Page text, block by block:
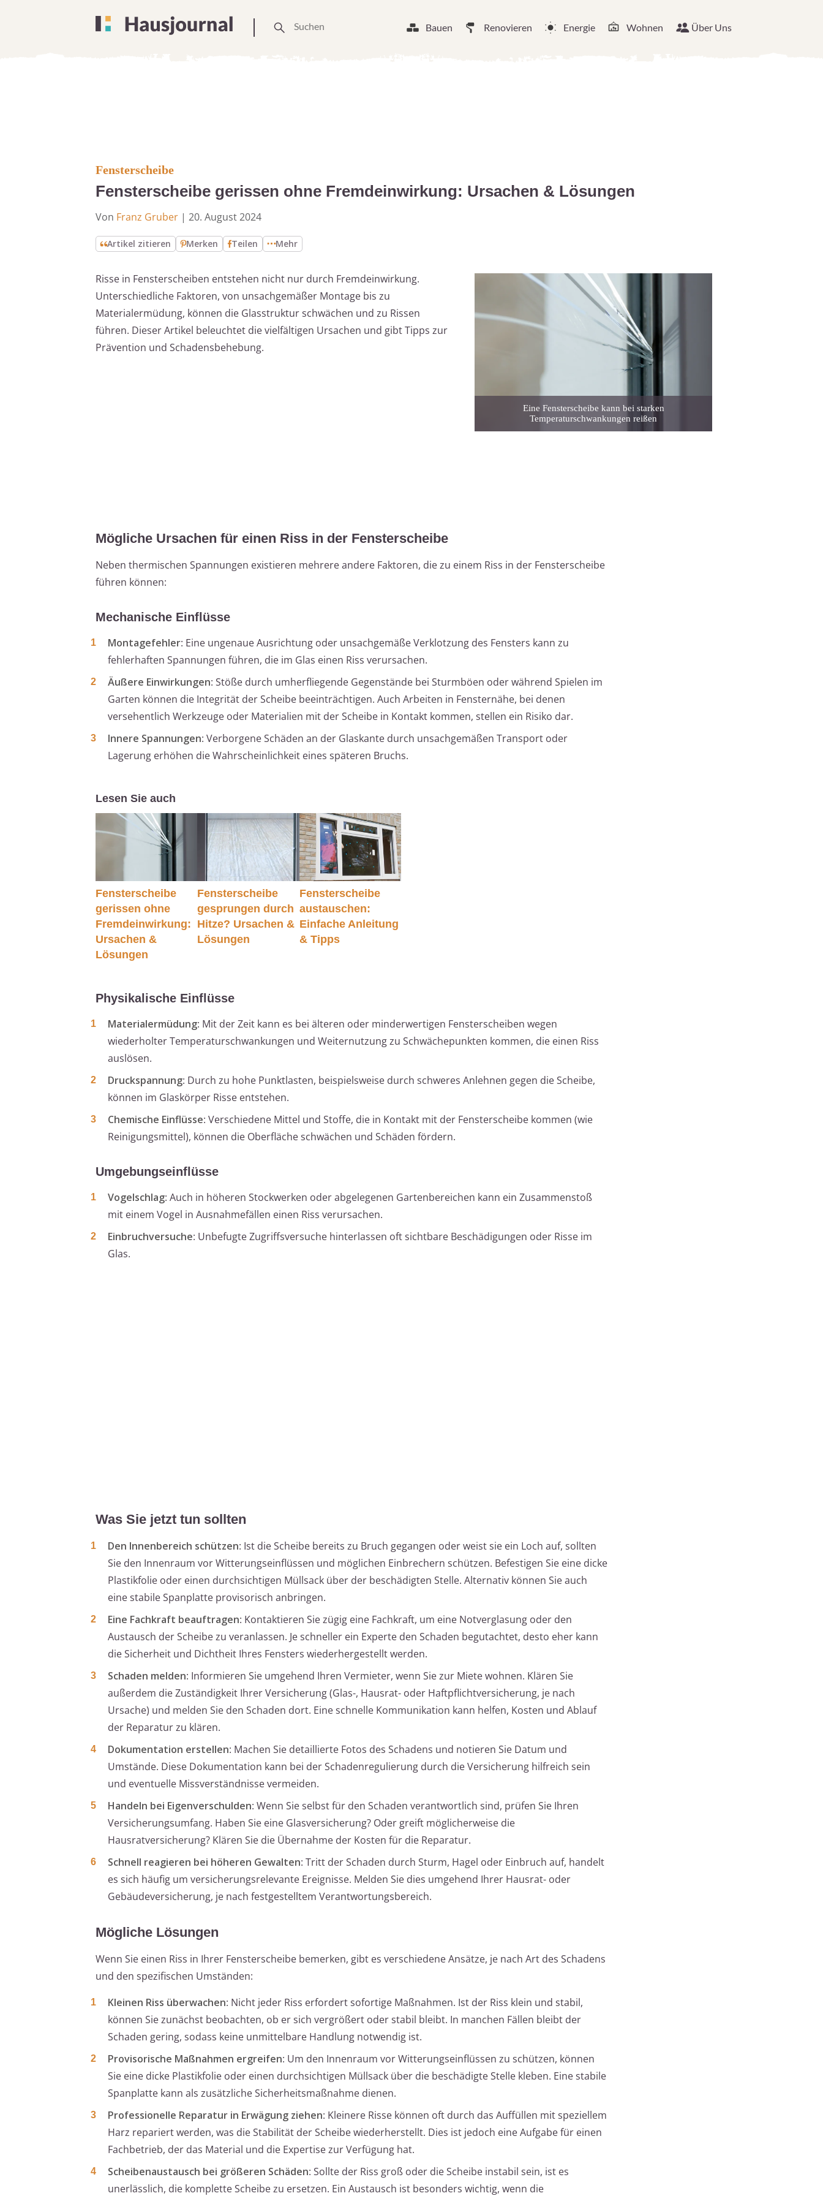
Bauen Renovieren Energie Wohnen Über Uns
Fensterscheibe
Fensterscheibe gerissen ohne Fremdeinwirkung: Ursachen & Lösungen
Von Franz Gruber | 20. August 2024
Artikel zitieren Merken Teilen Mehr
Risse in Fensterscheiben entstehen nicht nur durch Fremdeinwirkung.
Unterschiedliche Faktoren, von unsachgemäßer Montage bis zu
Materialermüdung, können die Glasstruktur schwächen und zu Rissen
führen. Dieser Artikel beleuchtet die vielfältigen Ursachen und gibt Tipps zur
Prävention und Schadensbehebung.
Eine Fensterscheibe kann bei starken
Temperaturschwankungen reißen
Mögliche Ursachen für einen Riss in der Fensterscheibe
Neben thermischen Spannungen existieren mehrere andere Faktoren, die zu einem Riss in der Fensterscheibe
führen können:
Mechanische Einflüsse
Montagefehler: Eine ungenaue Ausrichtung oder unsachgemäße Verklotzung des Fensters kann zu
fehlerhaften Spannungen führen, die im Glas einen Riss verursachen.
Äußere Einwirkungen: Stöße durch umherfliegende Gegenstände bei Sturmböen oder während Spielen im
Garten können die Integrität der Scheibe beeinträchtigen. Auch Arbeiten in Fensternähe, bei denen
versehentlich Werkzeuge oder Materialien mit der Scheibe in Kontakt kommen, stellen ein Risiko dar.
Innere Spannungen: Verborgene Schäden an der Glaskante durch unsachgemäßen Transport oder
Lagerung erhöhen die Wahrscheinlichkeit eines späteren Bruchs.
Lesen Sie auch
Fensterscheibe
gerissen ohne
Fremdeinwirkung:
Ursachen &
Lösungen
Fensterscheibe
gesprungen durch
Hitze? Ursachen &
Lösungen
Fensterscheibe
austauschen:
Einfache Anleitung
& Tipps
Physikalische Einflüsse
Materialermüdung: Mit der Zeit kann es bei älteren oder minderwertigen Fensterscheiben wegen
wiederholter Temperaturschwankungen und Weiternutzung zu Schwächepunkten kommen, die einen Riss
auslösen.
Druckspannung: Durch zu hohe Punktlasten, beispielsweise durch schweres Anlehnen gegen die Scheibe,
können im Glaskörper Risse entstehen.
Chemische Einflüsse: Verschiedene Mittel und Stoffe, die in Kontakt mit der Fensterscheibe kommen (wie
Reinigungsmittel), können die Oberfläche schwächen und Schäden fördern.
Umgebungseinflüsse
Vogelschlag: Auch in höheren Stockwerken oder abgelegenen Gartenbereichen kann ein Zusammenstoß
mit einem Vogel in Ausnahmefällen einen Riss verursachen.
Einbruchversuche: Unbefugte Zugriffsversuche hinterlassen oft sichtbare Beschädigungen oder Risse im
Glas.
Was Sie jetzt tun sollten
Den Innenbereich schützen: Ist die Scheibe bereits zu Bruch gegangen oder weist sie ein Loch auf, sollten
Sie den Innenraum vor Witterungseinflüssen und möglichen Einbrechern schützen. Befestigen Sie eine dicke
Plastikfolie oder einen durchsichtigen Müllsack über der beschädigten Stelle. Alternativ können Sie auch
eine stabile Spanplatte provisorisch anbringen.
Eine Fachkraft beauftragen: Kontaktieren Sie zügig eine Fachkraft, um eine Notverglasung oder den
Austausch der Scheibe zu veranlassen. Je schneller ein Experte den Schaden begutachtet, desto eher kann
die Sicherheit und Dichtheit Ihres Fensters wiederhergestellt werden.
Schaden melden: Informieren Sie umgehend Ihren Vermieter, wenn Sie zur Miete wohnen. Klären Sie
außerdem die Zuständigkeit Ihrer Versicherung (Glas-, Hausrat- oder Haftpflichtversicherung, je nach
Ursache) und melden Sie den Schaden dort. Eine schnelle Kommunikation kann helfen, Kosten und Ablauf
der Reparatur zu klären.
Dokumentation erstellen: Machen Sie detaillierte Fotos des Schadens und notieren Sie Datum und
Umstände. Diese Dokumentation kann bei der Schadenregulierung durch die Versicherung hilfreich sein
und eventuelle Missverständnisse vermeiden.
Handeln bei Eigenverschulden: Wenn Sie selbst für den Schaden verantwortlich sind, prüfen Sie Ihren
Versicherungsumfang. Haben Sie eine Glasversicherung? Oder greift möglicherweise die
Hausratversicherung? Klären Sie die Übernahme der Kosten für die Reparatur.
Schnell reagieren bei höheren Gewalten: Tritt der Schaden durch Sturm, Hagel oder Einbruch auf, handelt
es sich häufig um versicherungsrelevante Ereignisse. Melden Sie dies umgehend Ihrer Hausrat- oder
Gebäudeversicherung, je nach festgestelltem Verantwortungsbereich.
Mögliche Lösungen
Wenn Sie einen Riss in Ihrer Fensterscheibe bemerken, gibt es verschiedene Ansätze, je nach Art des Schadens
und den spezifischen Umständen:
Kleinen Riss überwachen: Nicht jeder Riss erfordert sofortige Maßnahmen. Ist der Riss klein und stabil,
können Sie zunächst beobachten, ob er sich vergrößert oder stabil bleibt. In manchen Fällen bleibt der
Schaden gering, sodass keine unmittelbare Handlung notwendig ist.
Provisorische Maßnahmen ergreifen: Um den Innenraum vor Witterungseinflüssen zu schützen, können
Sie eine dicke Plastikfolie oder einen durchsichtigen Müllsack über die beschädigte Stelle kleben. Eine stabile
Spanplatte kann als zusätzliche Sicherheitsmaßnahme dienen.
Professionelle Reparatur in Erwägung ziehen: Kleinere Risse können oft durch das Auffüllen mit speziellem
Harz repariert werden, was die Stabilität der Scheibe wiederherstellt. Dies ist jedoch eine Aufgabe für einen
Fachbetrieb, der das Material und die Expertise zur Verfügung hat.
Scheibenaustausch bei größeren Schäden: Sollte der Riss groß oder die Scheibe instabil sein, ist es
unerlässlich, die komplette Scheibe zu ersetzen. Ein Austausch ist besonders wichtig, wenn die